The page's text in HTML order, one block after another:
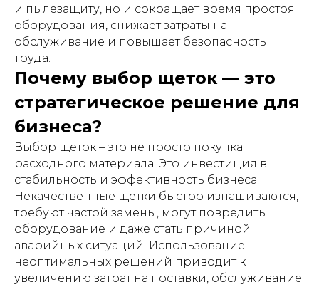
и пылезащиту, но и сокращает время простоя
оборудования, снижает затраты на
обслуживание и повышает безопасность
труда.
Почему выбор щеток — это
стратегическое решение для
бизнеса?
Выбор щеток – это не просто покупка
расходного материала. Это инвестиция в
стабильность и эффективность бизнеса.
Некачественные щетки быстро изнашиваются,
требуют частой замены, могут повредить
оборудование и даже стать причиной
аварийных ситуаций. Использование
неоптимальных решений приводит к
увеличению затрат на поставки, обслуживание